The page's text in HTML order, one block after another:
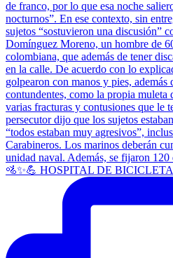
🚵✨💪 HOSPITAL DE